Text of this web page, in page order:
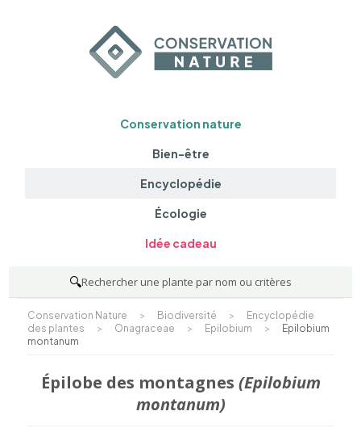
Conservation nature
Bien-être
Encyclopédie
Écologie
Idée cadeau
🔍Rechercher une plante par nom ou critères
Conservation Nature > Biodiversité >
Encyclopédie
des plantes
> Onagraceae > Epilobium >
Epilobium
montanum
Épilobe des montagnes (Epilobium
montanum)